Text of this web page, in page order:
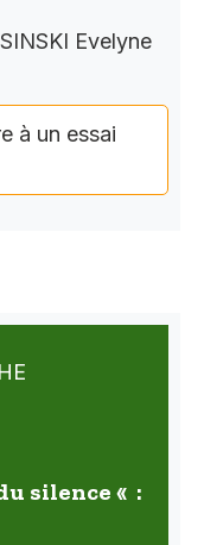
Evelyne
à un essai
silence « :